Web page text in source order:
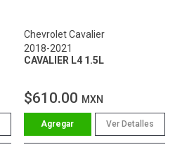
Chevrolet Cavalier
2018-2021
CAVALIER L4 1.5L
$610.00 MXN
Ver Detalles